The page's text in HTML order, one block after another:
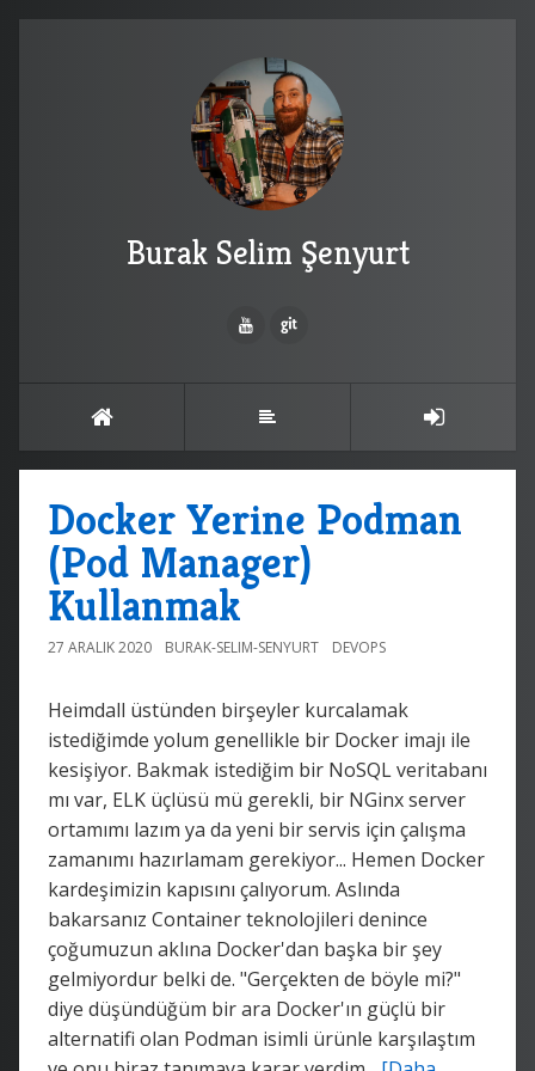
Burak Selim Şenyurt
Docker Yerine Podman
(Pod Manager)
Kullanmak
27 ARALIK 2020 BURAK-SELIM-SENYURT DEVOPS
Heimdall üstünden birşeyler kurcalamak
istediğimde yolum genellikle bir Docker imajı ile
kesişiyor. Bakmak istediğim bir NoSQL veritabanı
mı var, ELK üçlüsü mü gerekli, bir NGinx server
ortamımı lazım ya da yeni bir servis için çalışma
zamanımı hazırlamam gerekiyor... Hemen Docker
kardeşimizin kapısını çalıyorum. Aslında
bakarsanız Container teknolojileri denince
çoğumuzun aklına Docker'dan başka bir şey
gelmiyordur belki de. "Gerçekten de böyle mi?"
diye düşündüğüm bir ara Docker'ın güçlü bir
alternatifi olan Podman isimli ürünle karşılaştım